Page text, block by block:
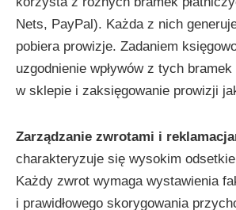
Nets, PayPal). Każda z nich
pobiera prowizje. Zadaniem
uzgodnienie wpływów z tych
w sklepie i zaksięgowanie prowizji
Zarządzanie zwrotami i
charakteryzuje się wysokim
Każdy zwrot wymaga wystawienia
i prawidłowego skorygowania